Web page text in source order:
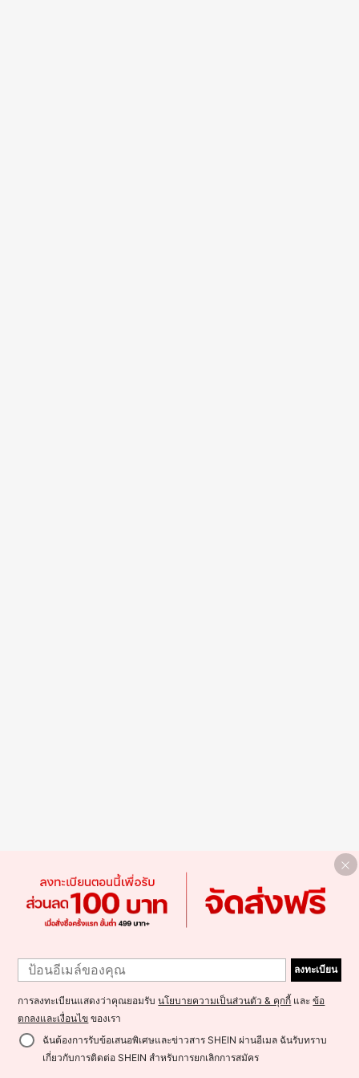
ลงทะเบียน
การลงทะเบียนแสดงว่าคุณยอมรับนโยบายความเป็นส่วนตัว & คุกกี้ และข้อ
ตกลงและเงื่อนไข ของเรา
ฉันต้องการรับข้อเสนอพิเศษและข่าวสาร SHEIN ผ่านอีเมล ฉันรับทราบ
เกี่ยวกับการติดต่อ SHEIN สำหรับการยกเลิกการสมัคร